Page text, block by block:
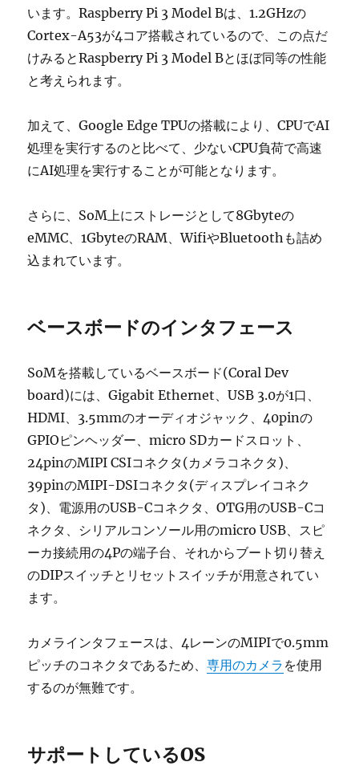
います。Raspberry Pi 3 Model Bは、1.2GHzの
Cortex-A53が4コア搭載されているので、この点だ
けみるとRaspberry Pi 3 Model Bとほぼ同等の性能
と考えられます。
加えて、Google Edge TPUの搭載により、CPUでAI
処理を実行するのと比べて、少ないCPU負荷で高速
にAI処理を実行することが可能となります。
さらに、SoM上にストレージとして8Gbyteの
eMMC、1GbyteのRAM、WifiやBluetoothも詰め
込まれています。
ベースボードのインタフェース
SoMを搭載しているベースボード(Coral Dev
board)には、Gigabit Ethernet、USB 3.0が1口、
HDMI、3.5mmのオーディオジャック、40pinの
GPIOピンヘッダー、micro SDカードスロット、
24pinのMIPI CSIコネクタ(カメラコネクタ)、
39pinのMIPI-DSIコネクタ(ディスプレイコネク
タ)、電源用のUSB-Cコネクタ、OTG用のUSB-Cコ
ネクタ、シリアルコンソール用のmicro USB、スピ
ーカ接続用の4Pの端子台、それからブート切り替え
のDIPスイッチとリセットスイッチが用意されてい
ます。
カメラインタフェースは、4レーンのMIPIで0.5mm
ピッチのコネクタであるため、専用のカメラ を使用
するのが無難です。
サポートしているOS